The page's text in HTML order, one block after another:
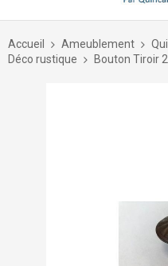
Allez
contenu
Accueil Ameublement
Déco rustique
Bouton Tiroir